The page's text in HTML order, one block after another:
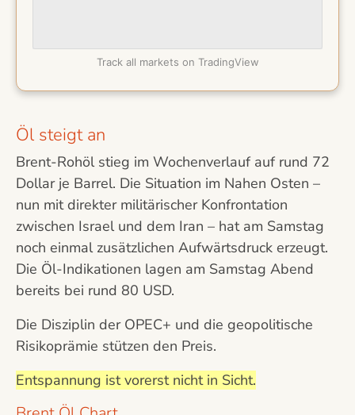
Track all markets on TradingView
Öl steigt an
Brent-Rohöl stieg im Wochenverlauf auf rund 72
Dollar je Barrel. Die Situation im Nahen Osten –
nun mit direkter militärischer Konfrontation
zwischen Israel und dem Iran – hat am Samstag
noch einmal zusätzlichen Aufwärtsdruck erzeugt.
Die Öl-Indikationen lagen am Samstag Abend
bereits bei rund 80 USD.
Die Disziplin der OPEC+ und die geopolitische
Risikoprämie stützen den Preis.
Entspannung ist vorerst nicht in Sicht.